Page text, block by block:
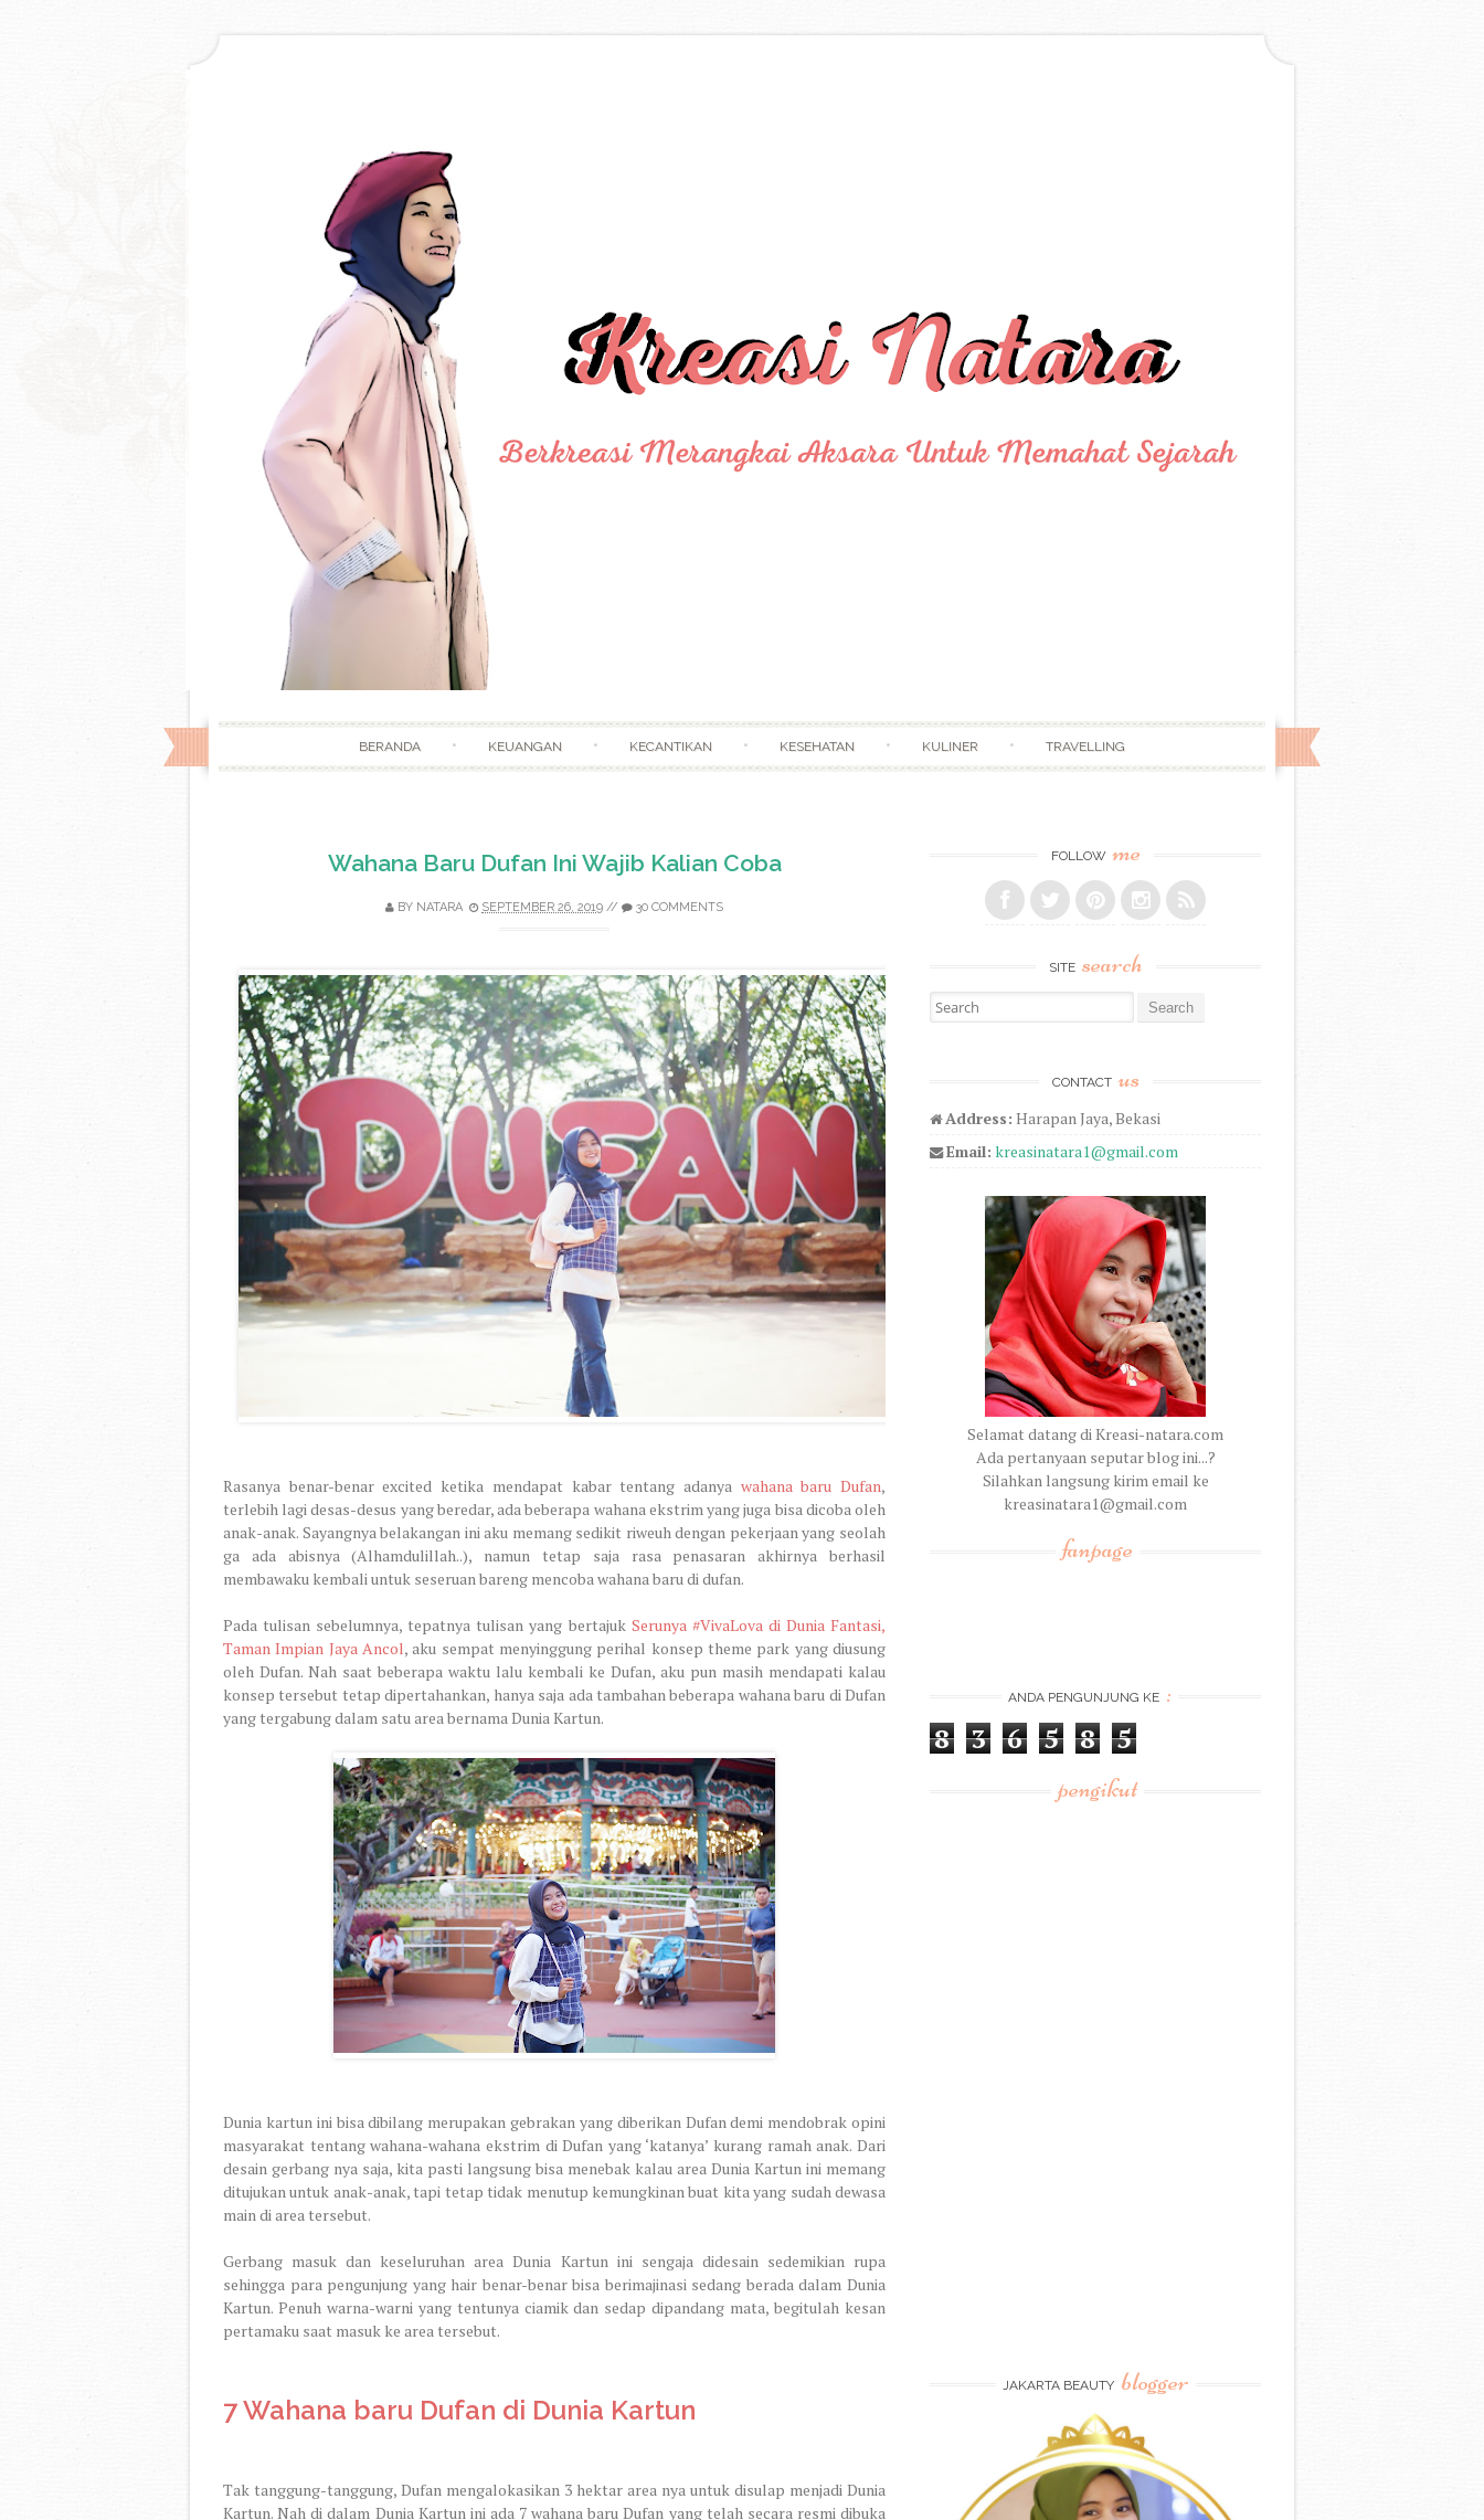
BERANDA KEUANGAN KECANTIKAN KESEHATAN KULINER TRAVELLING
Wahana Baru Dufan Ini Wajib Kalian Coba
BY NATARA SEPTEMBER 26, 2019 // 30 COMMENTS
Rasanya benar-benar excited ketika mendapat kabar tentang adanya wahana baru Dufan,
terlebih lagi desas-desus yang beredar, ada beberapa wahana ekstrim yang juga bisa dicoba oleh
anak-anak. Sayangnya belakangan ini aku memang sedikit riweuh dengan pekerjaan yang seolah
ga ada abisnya (Alhamdulillah..), namun tetap saja rasa penasaran akhirnya berhasil
membawaku kembali untuk seseruan bareng mencoba wahana baru di dufan.
Pada tulisan sebelumnya, tepatnya tulisan yang bertajuk Serunya #VivaLova di Dunia Fantasi,
Taman Impian Jaya Ancol, aku sempat menyinggung perihal konsep theme park yang diusung
oleh Dufan. Nah saat beberapa waktu lalu kembali ke Dufan, aku pun masih mendapati kalau
konsep tersebut tetap dipertahankan, hanya saja ada tambahan beberapa wahana baru di Dufan
yang tergabung dalam satu area bernama Dunia Kartun.
Dunia kartun ini bisa dibilang merupakan gebrakan yang diberikan Dufan demi mendobrak opini
masyarakat tentang wahana-wahana ekstrim di Dufan yang ‘katanya’ kurang ramah anak. Dari
desain gerbang nya saja, kita pasti langsung bisa menebak kalau area Dunia Kartun ini memang
ditujukan untuk anak-anak, tapi tetap tidak menutup kemungkinan buat kita yang sudah dewasa
main di area tersebut.
Gerbang masuk dan keseluruhan area Dunia Kartun ini sengaja didesain sedemikian rupa
sehingga para pengunjung yang hair benar-benar bisa berimajinasi sedang berada dalam Dunia
Kartun. Penuh warna-warni yang tentunya ciamik dan sedap dipandang mata, begitulah kesan
pertamaku saat masuk ke area tersebut.
7 Wahana baru Dufan di Dunia Kartun
Tak tanggung-tanggung, Dufan mengalokasikan 3 hektar area nya untuk disulap menjadi Dunia
Kartun. Nah di dalam Dunia Kartun ini ada 7 wahana baru Dufan yang telah secara resmi dibuka
FOLLOW me
SITE search
Search for:
CONTACT us
Address: Harapan Jaya, Bekasi
Email: kreasinatara1@gmail.com
Selamat datang di Kreasi-natara.com
Ada pertanyaan seputar blog ini...?
Silahkan langsung kirim email ke
kreasinatara1@gmail.com
fanpage
ANDA PENGUNJUNG KE :
8 3 6 5 8 5
pengikut
JAKARTA BEAUTY blogger